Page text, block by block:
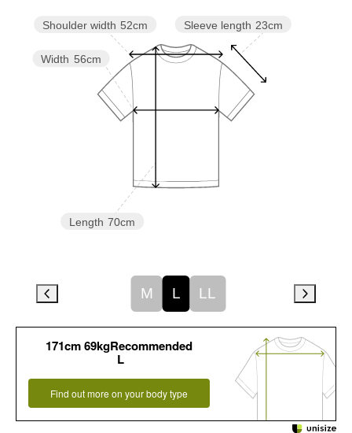
Sleeve length 23cm
Length 70cm
Width 56cm
Shoulder width 52cm
M L LL
171cm 69kgRecommended
L
Find out more on your body type